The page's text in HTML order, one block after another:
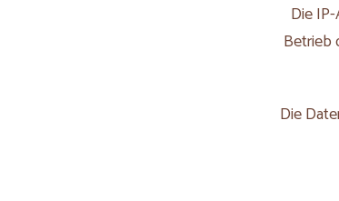
Die
Betrieb
Die